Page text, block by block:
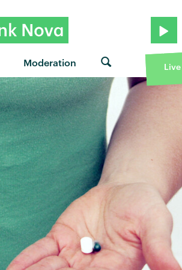
Moderation
"Born To Lose" von Bea Miller · "Born To
Live